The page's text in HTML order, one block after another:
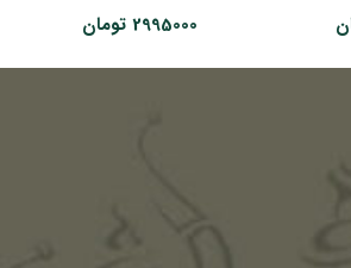
2995000 تومان